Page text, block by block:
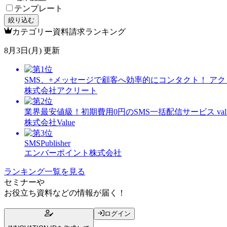
テンプレート
絞り込む
カテゴリー資料請求ランキング
8月3日(月) 更新
SMS、+メッセージで顧客へ効率的にコンタクト！ アク
株式会社アクリート
業界最安値級！初期費用0円のSMS一括配信サービス
株式会社Value
SMSPublisher
エンバーポイント株式会社
ランキング一覧を見る
セミナーや
お役立ち資料などの情報が届く！
ログイン